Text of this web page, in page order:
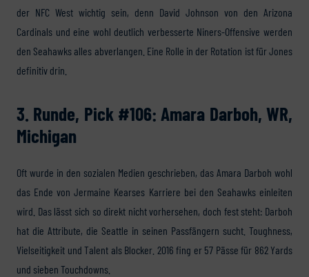
der NFC West wichtig sein, denn David Johnson von den Arizona
Cardinals und eine wohl deutlich verbesserte Niners-Offensive werden
den Seahawks alles abverlangen. Eine Rolle in der Rotation ist für Jones
definitiv drin.
3. Runde, Pick #106: Amara Darboh, WR,
Michigan
Oft wurde in den sozialen Medien geschrieben, das Amara Darboh wohl
das Ende von Jermaine Kearses Karriere bei den Seahawks einleiten
wird. Das lässt sich so direkt nicht vorhersehen, doch fest steht: Darboh
hat die Attribute, die Seattle in seinen Passfängern sucht. Toughness,
Vielseitigkeit und Talent als Blocker. 2016 fing er 57 Pässe für 862 Yards
und sieben Touchdowns.